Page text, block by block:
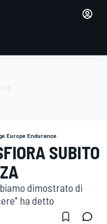
Europe Endurance
SUBITO
dimostrato di
ha detto